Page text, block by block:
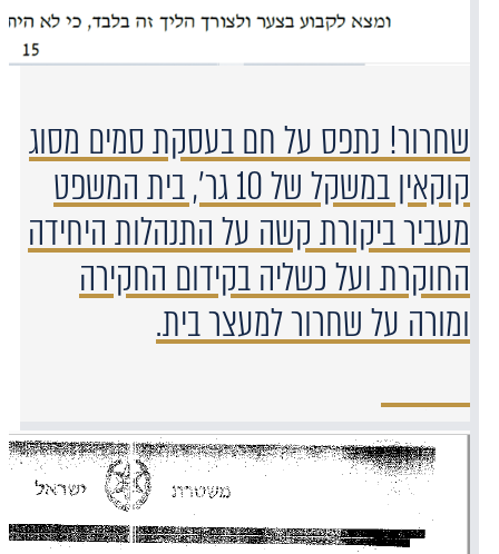
שחרור! נתפס על חם בעסקת סמים מסוג
קוקאין במשקל של 10 גר', בית המשפט
מעביר ביקורת קשה על התנהלות היחידה
החוקרת ועל כשליה בקידום החקירה
ומורה על שחרור למעצר בית.